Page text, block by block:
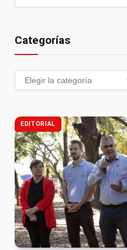
Categorías
EDITORIAL